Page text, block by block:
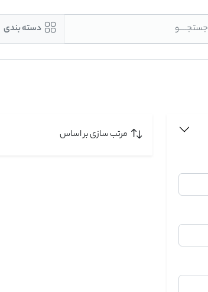
جستجــــو دسته بندی
مرتب سازی بر اساس